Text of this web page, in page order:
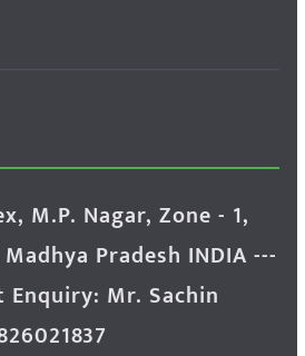
M.P. Nagar, Zone - 1,
Pradesh INDIA ---
Mr. Sachin